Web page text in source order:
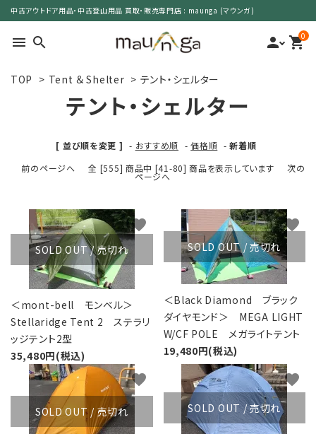
中古アウトドア用品・中古登山用品 買取・販売専門店 : maunga (マウンガ)
menu search person 0
shopping_cart
サイズで選ぶ
特集で選ぶ
価格で選ぶ
買取案内
レンタル・修理
店舗情報
POLICY
INFORMATION
TOP > Tent ＆ Shelter > テント・シェルター
テント・シェルター
[ 並び順を変更 ] - おすすめ順 -価格順 -新着順
前のページへ
全 [555] 商品中 [41-80] 商品を表示しています 次の
ページへ
SOLD OUT / 売切れ
＜mont-bell モンベル＞
Stellaridge Tent 2 ステラリ
ッジテント2型
35,480円(税込)
favorite
SOLD OUT / 売切れ
＜Black Diamond ブラック
ダイヤモンド＞ MEGA LIGHT
W/CF POLE メガライトテント
19,480円(税込)
favorite
SOLD OUT / 売切れ
favorite
SOLD OUT / 売切れ
favorite